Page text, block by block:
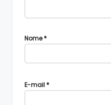
Nome*
E-mail*